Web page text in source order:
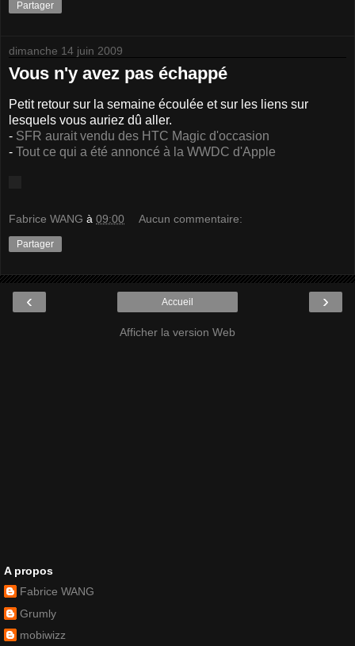
Partager
dimanche 14 juin 2009
Vous n'y avez pas échappé
Petit retour sur la semaine écoulée et sur les liens sur
lesquels vous auriez dû aller.
- SFR aurait vendu des HTC Magic d'occasion
- Tout ce qui a été annoncé à la WWDC d'Apple
Fabrice WANG à 09:00 Aucun commentaire:
Partager
‹ ›
Accueil
Afficher la version Web
A propos
Fabrice WANG
Grumly
mobiwizz